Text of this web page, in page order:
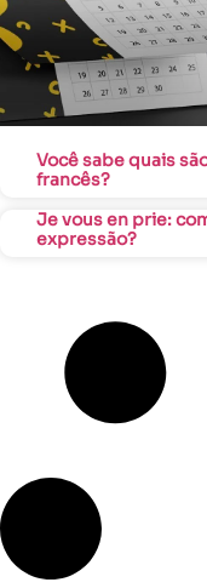
Você sabe quais
francês?
Je vous en prie:
expressão?